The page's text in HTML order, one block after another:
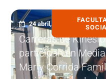
24 abril, 2026
Carreras de
participan en
Mar y Corrida